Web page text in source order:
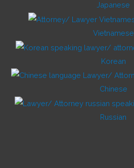
Japanese
Vietnamese
Korean
Chinese
Russian